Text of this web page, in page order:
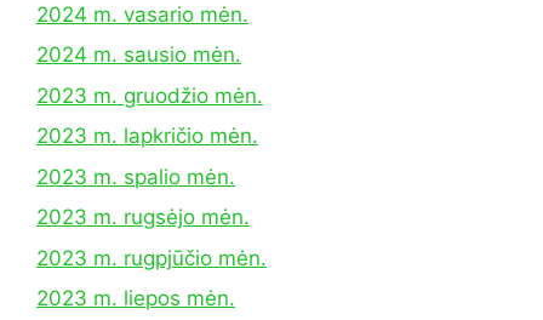
2024 m. vasario mėn.
2024 m. sausio mėn.
2023 m. gruodžio mėn.
2023 m. lapkričio mėn.
2023 m. spalio mėn.
2023 m. rugsėjo mėn.
2023 m. rugpjūčio mėn.
2023 m. liepos mėn.